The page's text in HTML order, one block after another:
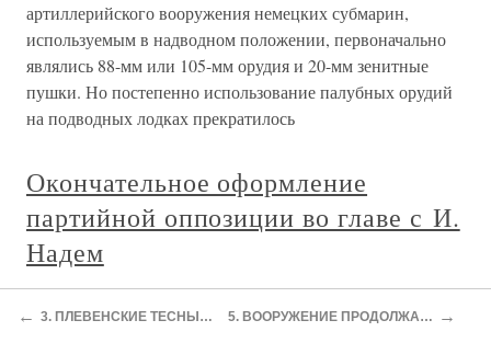
артиллерийского вооружения немецких субмарин,
используемым в надводном положении, первоначально
являлись 88-мм или 105-мм орудия и 20-мм зенитные
пушки. Но постепенно использование палубных орудий
на подводных лодках прекратилось
Окончательное оформление
партийной оппозиции во главе с И.
Надем
Окончательное оформление партийной оппозиции во
главе с И. Надем Непоследовательность и неискренность
← 3. ПЛЕВЕНСКИЕ ТЕСНЫЕ СОЦИАЛИСТЫ — ВОИНЫ МИРА 5. ВООРУЖЕНИЕ ПРОДОЛЖАЕТСЯ. ПОМОЩЬ СОВЕТСКОЙ РОССИИ →